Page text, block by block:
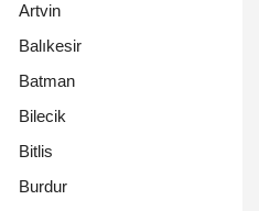
Artvin
Balıkesir
Batman
Bilecik
Bitlis
Burdur